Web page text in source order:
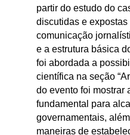
partir do estudo do
discutidas e
comunicação
e a estrutura básica
foi abordada a
científica na seção
do evento foi mostrar
fundamental para
governamentais,
maneiras de